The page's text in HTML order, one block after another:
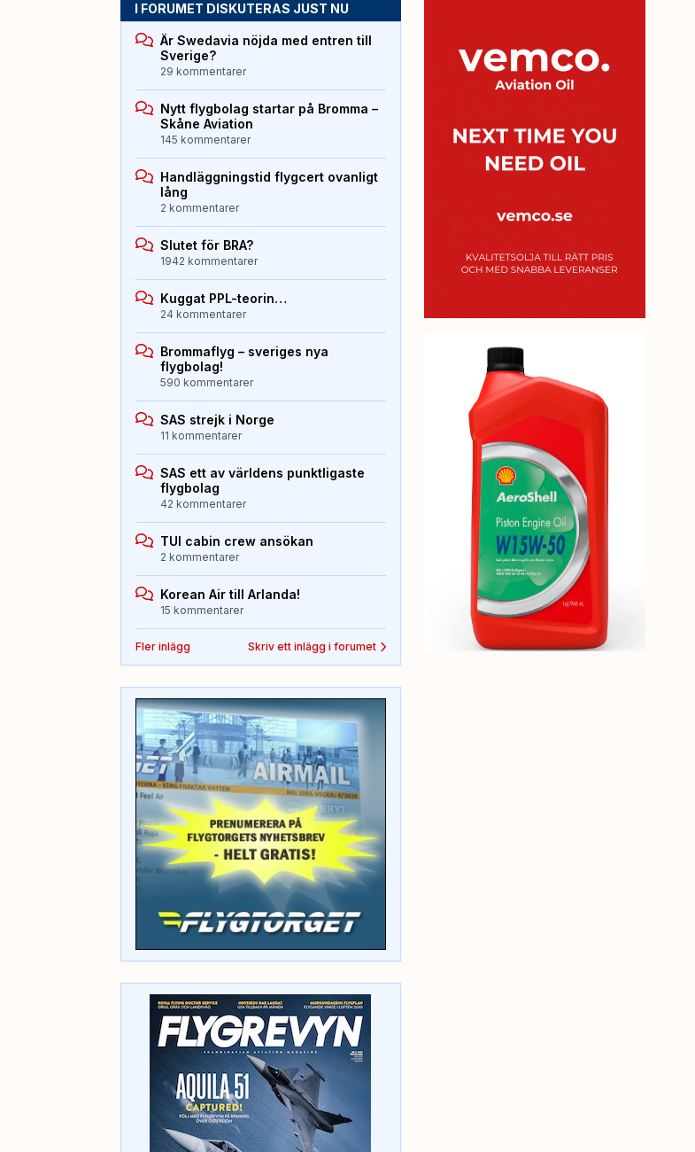
I FORUMET DISKUTERAS JUST NU
Är Swedavia nöjda med entren till
Sverige?
29 kommentarer
Nytt flygbolag startar på Bromma –
Skåne Aviation
145 kommentarer
Handläggningstid flygcert ovanligt
lång
2 kommentarer
Slutet för BRA?
1942 kommentarer
Kuggat PPL-teorin…
24 kommentarer
Brommaflyg – sveriges nya
flygbolag!
590 kommentarer
SAS strejk i Norge
11 kommentarer
SAS ett av världens punktligaste
flygbolag
42 kommentarer
TUI cabin crew ansökan
2 kommentarer
Korean Air till Arlanda!
15 kommentarer
Fler inlägg Skriv ett inlägg i forumet